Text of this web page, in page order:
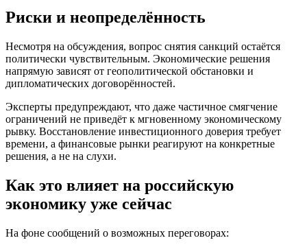
Риски и неопределённость
Несмотря на обсуждения, вопрос снятия санкций остаётся
политически чувствительным. Экономические решения
напрямую зависят от геополитической обстановки и
дипломатических договорённостей.
Эксперты предупреждают, что даже частичное смягчение
ограничений не приведёт к мгновенному экономическому
рывку. Восстановление инвестиционного доверия требует
времени, а финансовые рынки реагируют на конкретные
решения, а не на слухи.
Как это влияет на российскую
экономику уже сейчас
На фоне сообщений о возможных переговорах: